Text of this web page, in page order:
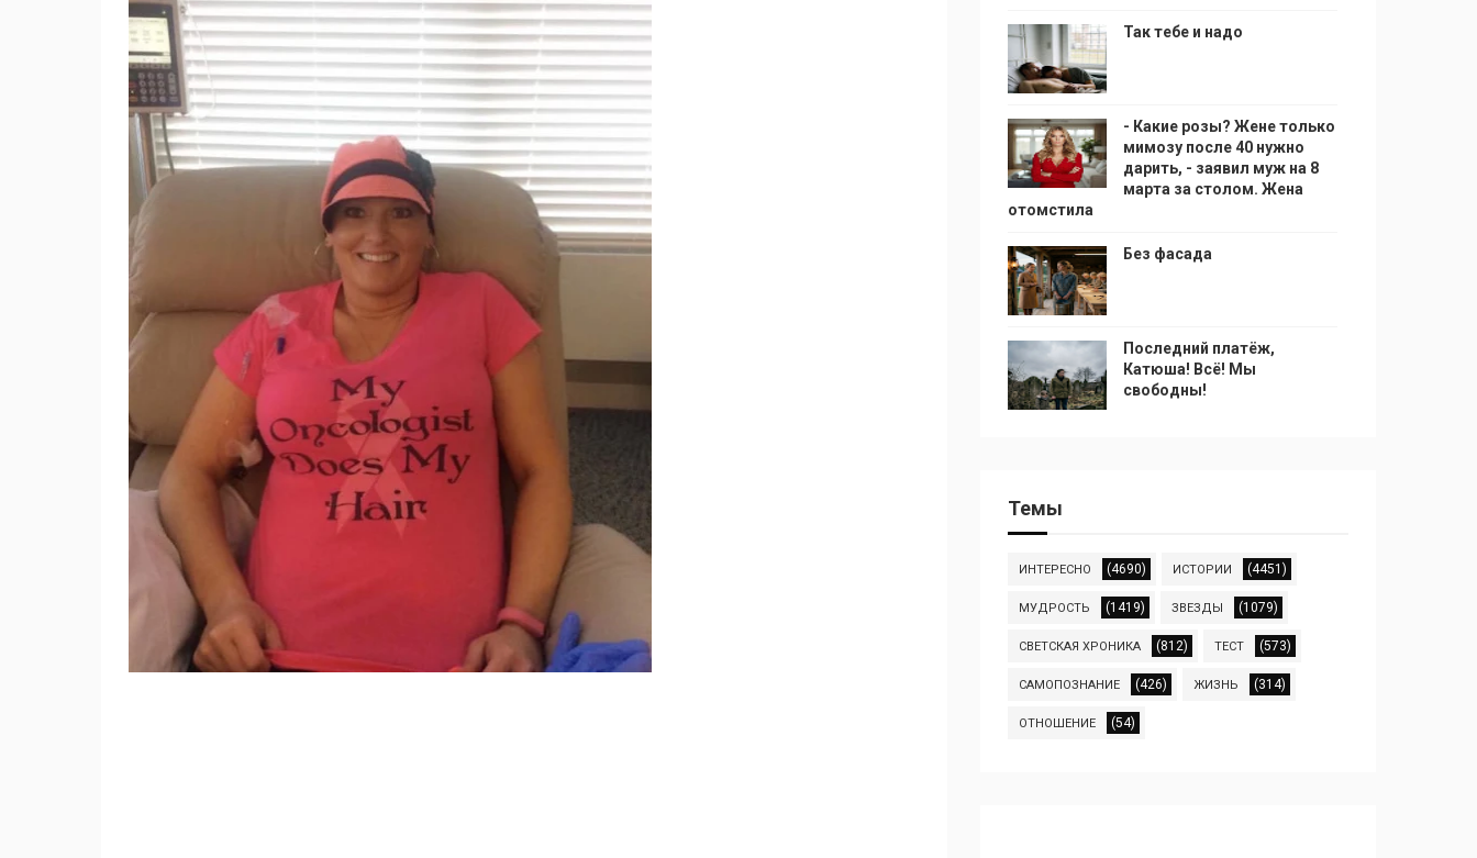
Так тебе и надо
- Какие розы? Жене только
мимозу после 40 нужно
дарить, - заявил муж на 8
марта за столом. Жена
отомстила
Без фасада
Последний платёж,
Катюша! Всё! Мы
свободны!
Темы
ИНТЕРЕСНО (4690) ИСТОРИИ (4451)
МУДРОСТЬ (1419) ЗВЕЗДЫ (1079)
СВЕТСКАЯ ХРОНИКА (812) ТЕСТ (573)
САМОПОЗНАНИЕ (426) ЖИЗНЬ (314)
ОТНОШЕНИЕ (54)